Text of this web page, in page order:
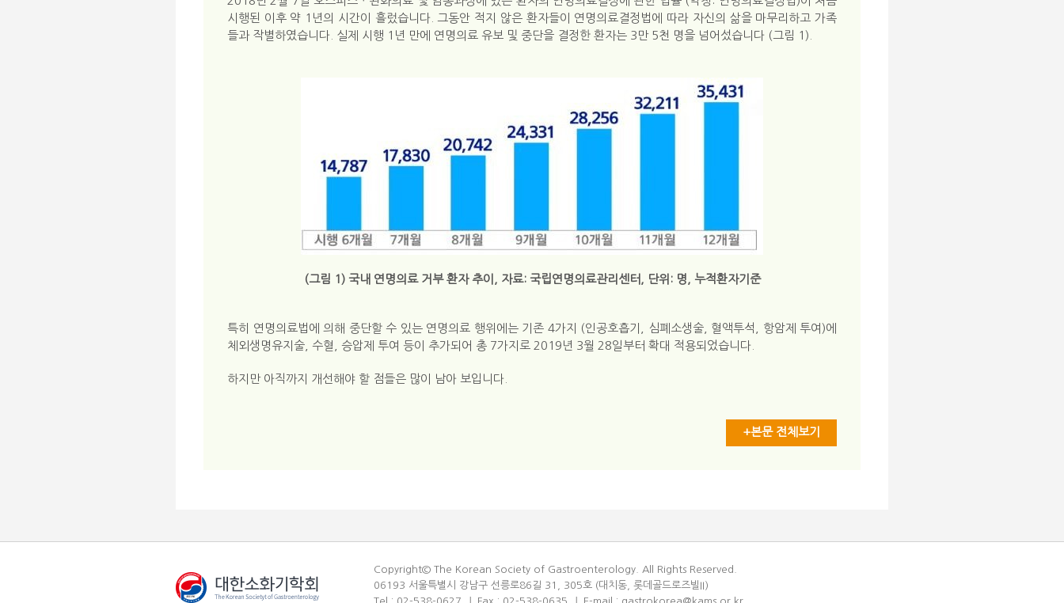
시행된 이후 약 1년의 시간이 흘렀습니다. 그동안 적지 않은 환자들이 연명의료결정법에 따라 자신의 삶을 마무리하고 가족
들과 작별하였습니다. 실제 시행 1년 만에 연명의료 유보 및 중단을 결정한 환자는 3만 5천 명을 넘어섰습니다 (그림 1).
(그림 1) 국내 연명의료 거부 환자 추이, 자료: 국립연명의료관리센터, 단위: 명, 누적환자기준
특히 연명의료법에 의해 중단할 수 있는 연명의료 행위에는 기존 4가지 (인공호흡기, 심폐소생술, 혈액투석, 항암제 투여)에
체외생명유지술, 수혈, 승압제 투여 등이 추가되어 총 7가지로 2019년 3월 28일부터 확대 적용되었습니다.
하지만 아직까지 개선해야 할 점들은 많이 남아 보입니다.
+본문 전체보기
Copyright© The Korean Society of Gastroenterology. All Rights Reserved.
06193 서울특별시 강남구 선릉로86길 31, 305호 (대치동, 롯데골드로즈빌II)